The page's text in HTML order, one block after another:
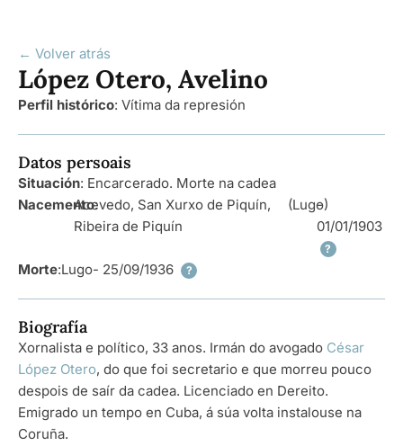
← Volver atrás
López Otero, Avelino
Perfil histórico: Vítima da represión
Datos persoais
Situación: Encarcerado. Morte na cadea
Nacemento:
Acevedo, San Xurxo de Piquín,
Ribeira de Piquín
(Lugo)
-
01/01/1903
?
Morte:Lugo- 25/09/1936 ?
Biografía
Xornalista e político, 33 anos. Irmán do avogado César
López Otero, do que foi secretario e que morreu pouco
despois de saír da cadea. Licenciado en Dereito.
Emigrado un tempo en Cuba, á súa volta instalouse na
Coruña.